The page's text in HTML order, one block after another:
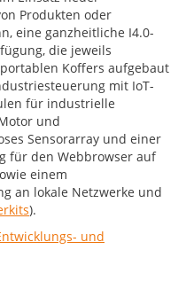
Produkten oder
eine ganzheitliche I4.0-
die jeweils
Koffers aufgebaut
mit IoT-
für industrielle
und
Sensorarray und einer
für den Webbrowser auf
einem
an lokale Netzwerke und
).
und